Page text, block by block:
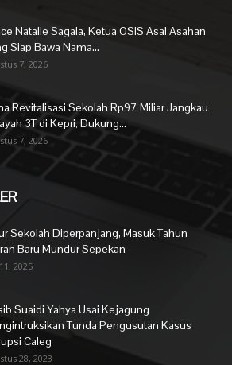
Natalie Sagala, Ketua OSIS Asal Asahan
Siap Bawa Nama...
7, 2026
Revitalisasi Sekolah Rp97 Miliar Jangkau
3T di Kepri, Dukung...
7, 2026
Sekolah Diperpanjang, Masuk Tahun
Baru Mundur Sepekan
2025
Suaidi Yahya Usai Kejagung
Tunda Pengusutan Kasus
Caleg
28, 2023